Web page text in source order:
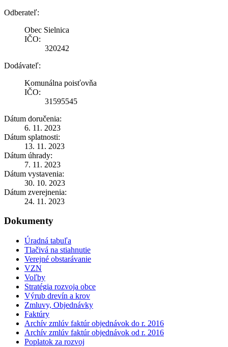
Odberateľ:
Obec Sielnica
IČO:
320242
Dodávateľ:
Komunálna poisťovňa
IČO:
31595545
Dátum doručenia:
6. 11. 2023
Dátum splatnosti:
13. 11. 2023
Dátum úhrady:
7. 11. 2023
Dátum vystavenia:
30. 10. 2023
Dátum zverejnenia:
24. 11. 2023
Dokumenty
Úradná tabuľa
Tlačivá na stiahnutie
Verejné obstarávanie
VZN
Voľby
Stratégia rozvoja obce
Výrub drevín a krov
Zmluvy, Objednávky
Faktúry
Archív zmlúv faktúr objednávok do r. 2016
Archív zmlúv faktúr objednávok od r. 2016
Poplatok za rozvoj